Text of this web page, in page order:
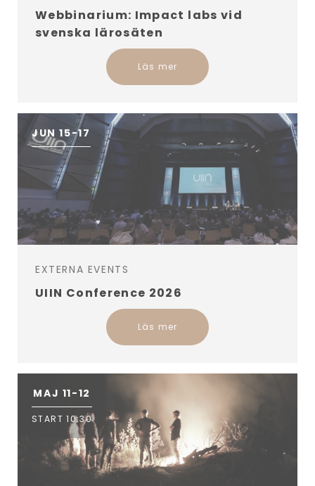
Webbinarium: Impact labs vid
svenska lärosäten
Läs mer
JUN 15-17
EXTERNA EVENTS
UIIN Conference 2026
Läs mer
MAJ 11-12
START 10:30